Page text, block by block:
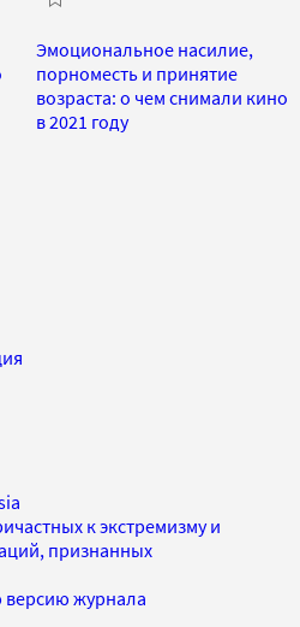
Эмоциональное насилие,
порноместь и принятие
возраста: о чем снимали кино
в 2021 году
к экстремизму и
признанных
версию журнала